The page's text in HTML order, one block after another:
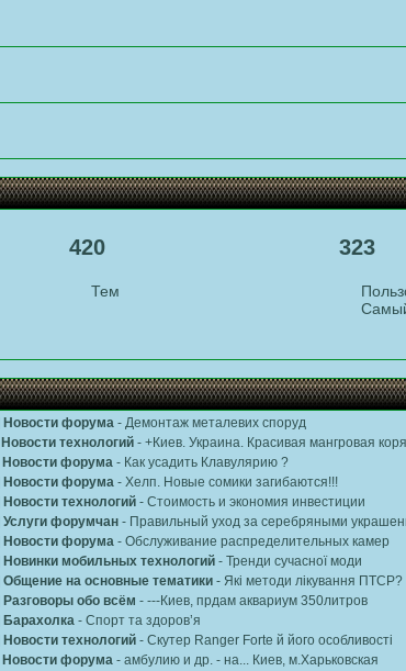
420
Тем
323
Новости форума - Демонтаж металевих споруд
Новости технологий - +Киев. Украина. Красивая мангровая
Новости форума - Как усадить Клавулярию ?
Новости форума - Хелп. Новые сомики загибаются!!!
Новости технологий - Стоимость и экономия инвестиции
Услуги форумчан - Правильный уход за серебряными
Новости форума - Обслуживание распределительных камер
Новинки мобильных технологий - Тренди сучасної моди
Общение на основные тематики - Які методи лікування ПТСР?
Разговоры обо всём - ---Киев, прдам аквариум 350литров
Барахолка - Спорт та здоров’я
Новости технологий - Скутер Ranger Forte й його особливості
Новости форума - амбулию и др. - на... Киев, м.Харьковская